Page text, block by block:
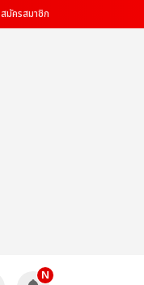
สมัครสมาชิก
N